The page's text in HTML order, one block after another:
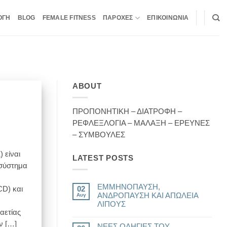
BLOG FEMALE FITNESS ΠΑΡΟΧΕΣ ΕΠΙΚΟΙΝΩΝΙΑ
και
[…]
ABOUT
ΠΡΟΠΟΝΗΤΙΚΗ – ΔΙΑΤΡΟΦΗ –
ΡΕΦΛΕΞΛΟΓΙΑ – ΜΑΛΑΞΗ – ΕΡΕΥΝΕΣ
– ΣΥΜΒΟΥΛΕΣ
LATEST POSTS
02
Αυγ
ΕΜΜΗΝΟΠΑΥΣΗ,
ΑΝΔΡΟΠΑΥΣΗ ΚΑΙ ΑΠΩΛΕΙΑ
ΛΙΠΟΥΣ